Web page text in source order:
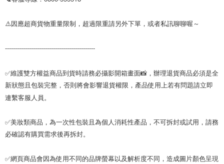
⚠️因應超商貨物重量限制，超過限重請另外下單，或者私訊聊聊喔～
---------------------------------------------
✅維護雙方權益商品到貨時請務必攝影開箱畫面📸，辦理退貨商品必須是全
新狀態且包裝完整，否則將會影響退貨權限，產品使用上若有問題請立即
連繫客服人員。
✅美妝類商品，為一次性包裝且為個人消耗性產品，不可拆封或試用，請務
必確認有購買需求後再拆封。
✅網頁商品會因為使用不同的品牌螢幕以及解析度不同，造成圖片顏色呈現